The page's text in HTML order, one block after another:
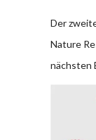
Der
Nature
nächsten